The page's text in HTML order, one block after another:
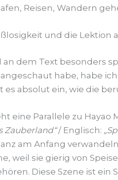
Reisen, Wandern
und die Lektion
an dem Text besonders
habe, habe
es absolut ein, wie die
eine Parallele zu Hayao
Zauberland“/ Englisch:
am Anfang
weil sie gierig von
Diese Szene ist ein